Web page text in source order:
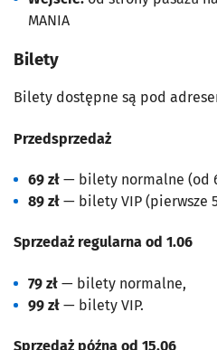
MANIA
Bilety
Bilety dostępne są pod
Przedsprzedaż
69 zł — bilety normalne (od
89 zł — bilety VIP (pierwsze
Sprzedaż regularna od 1.06
79 zł — bilety normalne,
99 zł — bilety VIP.
Sprzedaż późna od 15.06